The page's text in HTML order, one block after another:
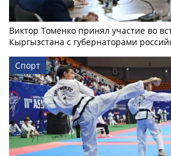
Виктор Томенко принял участие во
Кыргызстана с губернаторами
Спорт